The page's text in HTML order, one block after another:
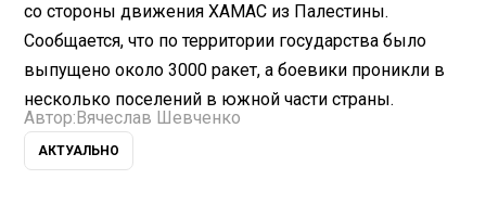
со стороны движения ХАМАС из Палестины.
Сообщается, что по территории государства было
выпущено около 3000 ракет, а боевики проникли в
несколько поселений в южной части страны.
Автор: Вячеслав Шевченко
АКТУАЛЬНО